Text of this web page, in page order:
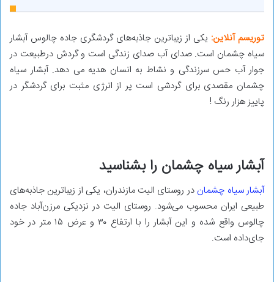
توریسم آنلاین: یکی از زیباترین جاذبه‌های گردشگری جاده چالوس آبشار
سیاه چشمان است. صدای آب صدای زندگی است و گردش درطبیعت در
جوار آب حس سرزندگی و نشاط به انسان هدیه می دهد. آبشار سیاه
چشمان مقصدی برای گردشی است پر از انرژی مثبت برای گردشگر در
پاییز هزار رنگ !
آبشار سیاه چشمان را بشناسید
آبشار سیاه چشمان در روستای الیت مازندران، یکی از زیباترین جاذبه‌های
طبیعی ایران محسوب می‌شود. روستای الیت در نزدیکی مرزن‌آباد جاده
چالوس واقع شده و این آبشار را با ارتفاع ۳۰ و عرض ۱۵ متر در خود
جای‌داده است.